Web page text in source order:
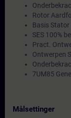
Rotor
Basis Stator
SES 100%
Pract.
Ontwerpen
7UM85
Målsettinger